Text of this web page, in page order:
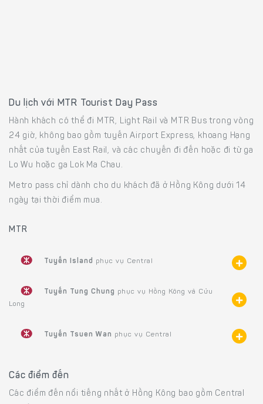
Du lịch với MTR Tourist Day Pass
Hành khách có thể đi MTR, Light Rail và MTR Bus trong vòng
24 giờ, không bao gồm tuyến Airport Express, khoang Hạng
nhất của tuyến East Rail, và các chuyến đi đến hoặc đi từ ga
Lo Wu hoặc ga Lok Ma Chau.
Metro pass chỉ dành cho du khách đã ở Hồng Kông dưới 14
ngày tại thời điểm mua.
MTR
Tuyến Island phục vụ Central
Tuyến Tung Chung phục vụ Hồng Kông và Cửu
Long
Tuyến Tsuen Wan phục vụ Central
Các điểm đến
Các điểm đến nổi tiếng nhất ở Hồng Kông bao gồm Central